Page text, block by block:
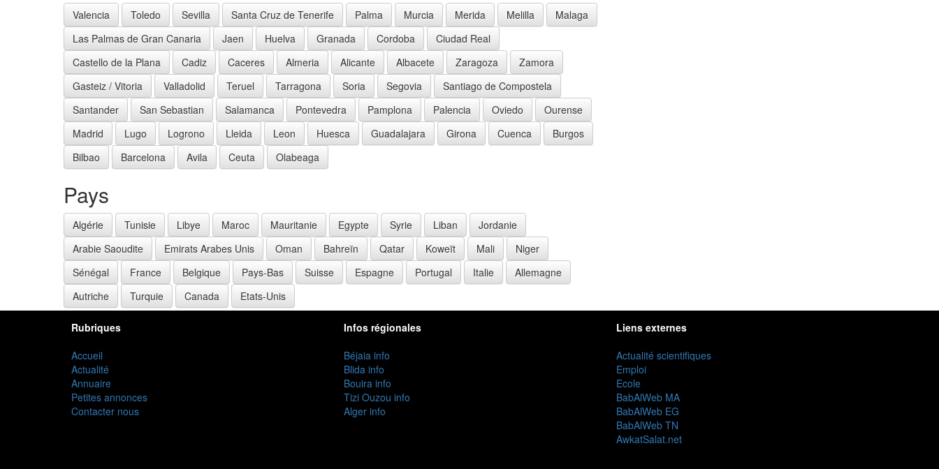
Valencia Toledo Sevilla Santa Cruz de Tenerife Palma Murcia Merida Melilla
Malaga
Las Palmas de Gran Canaria
Jaen Huelva Granada Cordoba
Ciudad Real
Castello de la Plana
Cadiz Caceres Almeria Alicante Albacete Zaragoza
Zamora
Gasteiz / Vitoria
Valladolid Teruel Tarragona Soria Segovia
Santiago de Compostela
Santander
San Sebastian Salamanca Pontevedra Pamplona Palencia Oviedo
Ourense
Madrid
Lugo Logrono Lleida Leon Huesca Guadalajara Girona Cuenca
Burgos
Bilbao
Barcelona Avila Ceuta Olabeaga
Pays
Algérie Tunisie Libye Maroc Mauritanie Egypte Syrie Liban
Jordanie
Arabie Saoudite
Emirats Arabes Unis Oman Bahreïn Qatar Koweït Mali
Niger
Sénégal
France Belgique Pays-Bas Suisse Espagne Portugal Italie
Allemagne
Autriche
Turquie Canada Etats-Unis
Rubriques
Accueil
Actualité
Annuaire
Petites annonces
Contacter nous
Infos régionales
Béjaia info
Blida info
Bouira info
Tizi Ouzou info
Alger info
Liens externes
Actualité scientifiques
Emploi
Ecole
BabAlWeb MA
BabAlWeb EG
BabAlWeb TN
AwkatSalat.net